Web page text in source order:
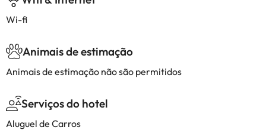
Wi-fi
Animais de estimação
Animais de estimação não são permitidos
Serviços do hotel
Aluguel de Carros